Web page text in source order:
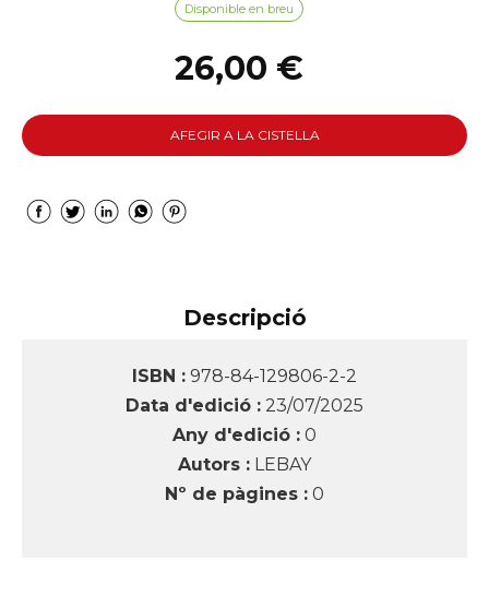
Disponible en breu
26,00 €
AFEGIR A LA CISTELLA
Descripció
ISBN : 978-84-129806-2-2
Data d'edició : 23/07/2025
Any d'edició : 0
Autors : LEBAY
Nº de pàgines : 0